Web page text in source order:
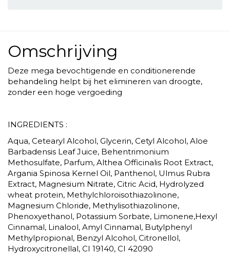
Omschrijving
Deze mega bevochtigende en conditionerende
behandeling helpt bij het elimineren van droogte,
zonder een hoge vergoeding
INGREDIENTS :
Aqua, Cetearyl Alcohol, Glycerin, Cetyl Alcohol, Aloe
Barbadensis Leaf Juice, Behentrimonium
Methosulfate, Parfum, Althea Officinalis Root Extract,
Argania Spinosa Kernel Oil, Panthenol, Ulmus Rubra
Extract, Magnesium Nitrate, Citric Acid, Hydrolyzed
wheat protein, Methylchloroisothiazolinone,
Magnesium Chloride, Methylisothiazolinone,
Phenoxyethanol, Potassium Sorbate, Limonene,Hexyl
Cinnamal, Linalool, Amyl Cinnamal, Butylphenyl
Methylpropional, Benzyl Alcohol, Citronellol,
Hydroxycitronellal, CI 19140, CI 42090